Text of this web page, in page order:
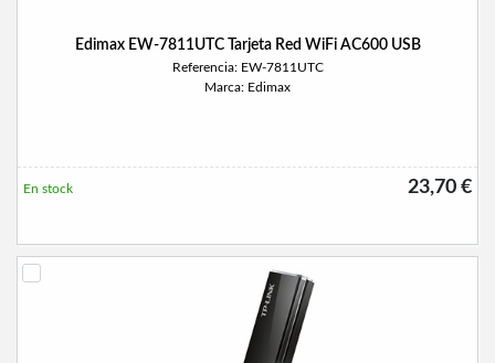
Edimax EW-7811UTC Tarjeta Red WiFi AC600 USB
Referencia: EW-7811UTC
Marca: Edimax
23,70 €
En stock